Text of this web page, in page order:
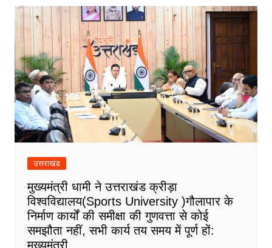
उत्तराखंड
मुख्यमंत्री धामी ने उत्तराखंड क्रीड़ा
विश्वविद्यालय(Sports University )गौलापार के
निर्माण कार्यों की समीक्षा की गुणवत्ता से कोई
समझौता नहीं, सभी कार्य तय समय में पूर्ण हों:
मुख्यमंत्री